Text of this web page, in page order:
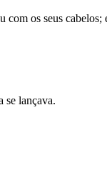
os seus
se lançava.